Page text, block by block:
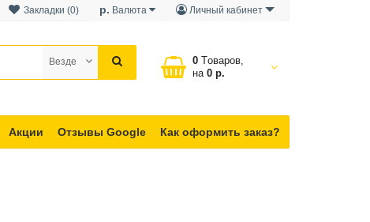
Личный кабинет
р. Валюта
Закладки (0)
0 Tоваров,
на
0 р.
Везде
Акции Отзывы Google Как оформить заказ?